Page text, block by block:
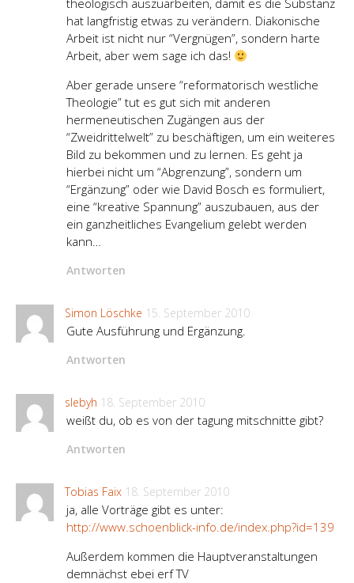
theologisch auszuarbeiten, damit es die Substanz
hat langfristig etwas zu verändern. Diakonische
Arbeit ist nicht nur “Vergnügen”, sondern harte
Arbeit, aber wem sage ich das!
Aber gerade unsere “reformatorisch westliche
Theologie” tut es gut sich mit anderen
hermeneutischen Zugängen aus der
“Zweidrittelwelt” zu beschäftigen, um ein weiteres
Bild zu bekommen und zu lernen. Es geht ja
hierbei nicht um “Abgrenzung”, sondern um
“Ergänzung” oder wie David Bosch es formuliert,
eine “kreative Spannung” auszubauen, aus der
ein ganzheitliches Evangelium gelebt werden
kann…
Antworten
Simon Löschke 15. September 2010
Gute Ausführung und Ergänzung.
Antworten
slebyh 18. September 2010
weißt du, ob es von der tagung mitschnitte gibt?
Antworten
Tobias Faix 18. September 2010
ja, alle Vorträge gibt es unter:
http://www.schoenblick-info.de/index.php?id=139
Außerdem kommen die Hauptveranstaltungen
demnächst ebei erf TV